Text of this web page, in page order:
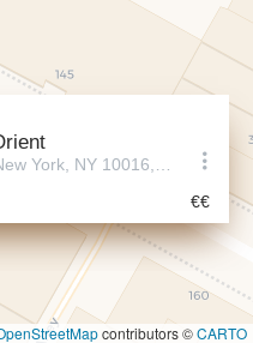
contributors ©CARTO